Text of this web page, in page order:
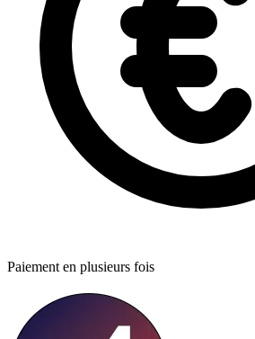
Paiement en plusieurs fois